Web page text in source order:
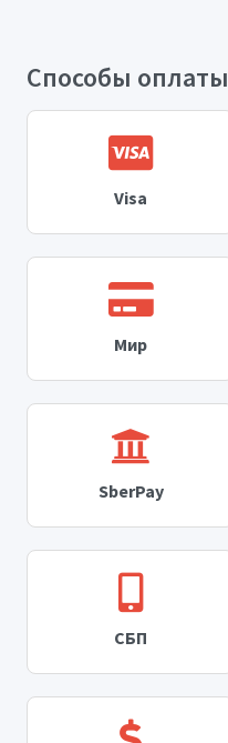
Способы оплаты
Visa
Мир
SberPay
СБП